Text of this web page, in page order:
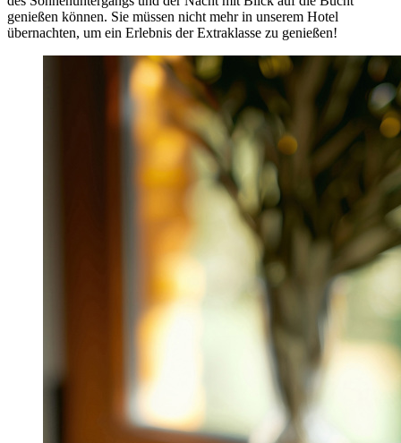
genießen können. Sie müssen nicht mehr in unserem Hotel
übernachten, um ein Erlebnis der Extraklasse zu genießen!